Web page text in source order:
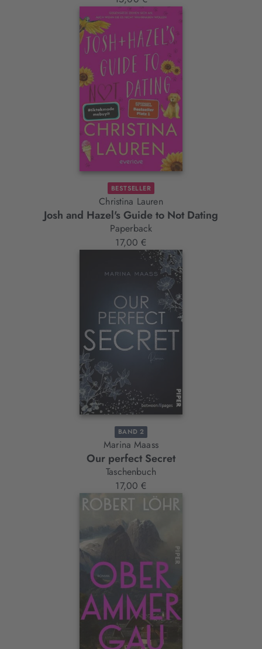
BESTSELLER
Christina Lauren
Josh and Hazel's Guide to Not Dating
Paperback
17,00 €
BAND 2
Marina Maass
Our perfect Secret
Taschenbuch
17,00 €